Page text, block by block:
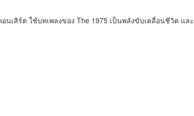
เสิร์ต ใช้บทเพลงของ The 1975 เป็นพลังขับเคลื่อนชีวิต และ